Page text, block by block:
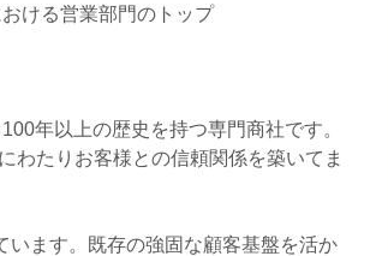
ける営業部門のトップ
年以上の歴史を持つ専門商社です。
わたりお客様との信頼関係を築いてま
ます。既存の強固な顧客基盤を活か